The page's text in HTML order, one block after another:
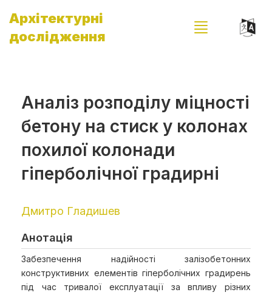
Архітектурні
дослідження
Аналіз розподілу міцності
бетону на стиск у колонах
похилої колонади
гіперболічної градирні
Дмитро Гладишев
Анотація
Забезпечення надійності залізобетонних
конструктивних елементів гіперболічних градирень
під час тривалої експлуатації за впливу різних